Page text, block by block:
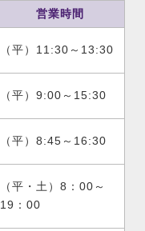
営業時間
（平）11:30～13:30
（平）9:00～15:30
（平）8:45～16:30
（平・土）8：00～
19：00